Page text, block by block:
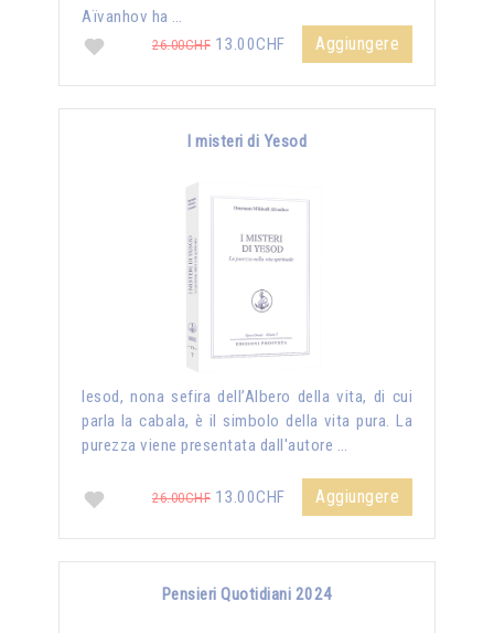
Aïvanhov ha …
26.00CHF 13.00CHF Aggiungere
I misteri di Yesod
Iesod, nona sefira dell’Albero della vita, di cui
parla la cabala, è il simbolo della vita pura. La
purezza viene presentata dall'autore …
26.00CHF 13.00CHF Aggiungere
Pensieri Quotidiani 2024